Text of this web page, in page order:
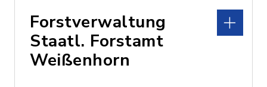
Forstverwaltung
Staatl. Forstamt
Weißenhorn